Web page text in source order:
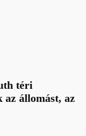
téri
állomást, az